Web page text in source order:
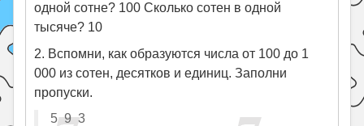
одной сотне? 100 Сколько сотен в одной
тысяче? 10
2. Вспомни, как образуются числа от 100 до 1
000 из сотен, десятков и единиц. Заполни
пропуски.
5 9 3